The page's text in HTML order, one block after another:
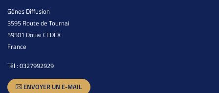
Gènes Diffusion
3595 Route de Tournai
59501 Douai CEDEX
France
Tél : 0327992929
ENVOYER UN E-MAIL